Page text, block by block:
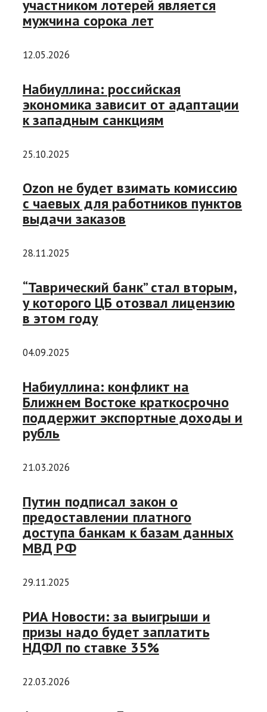
участником лотерей является
мужчина сорока лет
12.05.2026
Набиуллина: российская
экономика зависит от адаптации
к западным санкциям
25.10.2025
Оzon не будет взимать комиссию
с чаевых для работников пунктов
выдачи заказов
28.11.2025
“Таврический банк” стал вторым,
у которого ЦБ отозвал лицензию
в этом году
04.09.2025
Набиуллина: конфликт на
Ближнем Востоке краткосрочно
поддержит экспортные доходы и
рубль
21.03.2026
Путин подписал закон о
предоставлении платного
доступа банкам к базам данных
МВД РФ
29.11.2025
РИА Новости: за выигрыши и
призы надо будет заплатить
НДФЛ по ставке 35%
22.03.2026